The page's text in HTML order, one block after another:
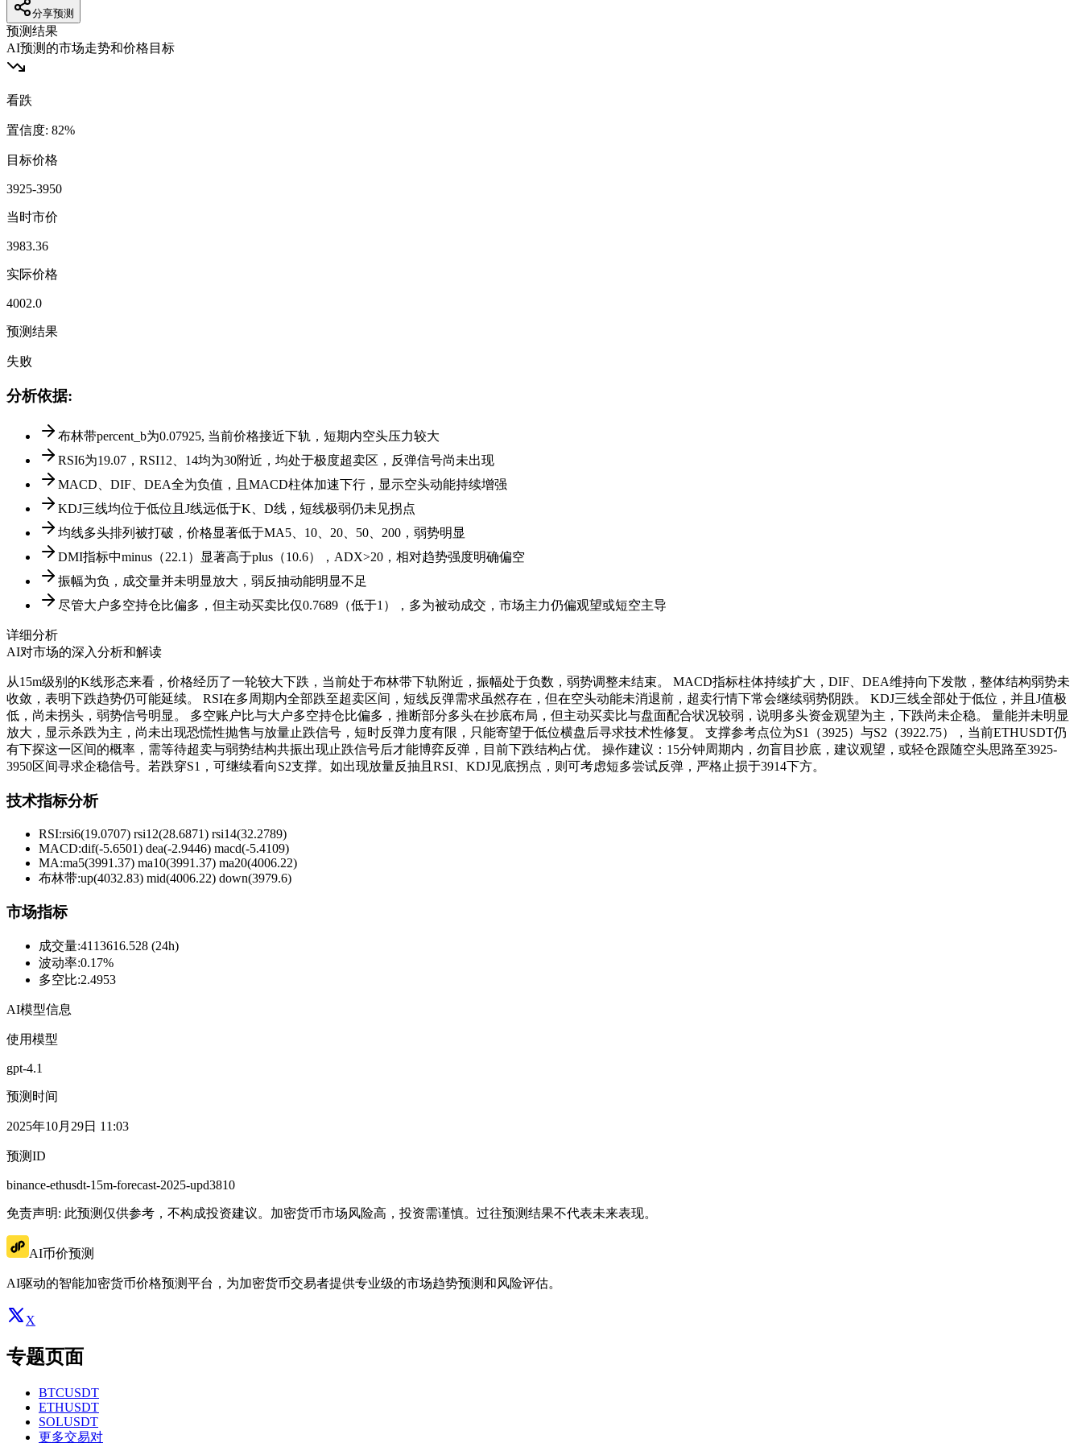
分享预测
预测结果
AI预测的市场走势和价格目标
看跌
置信度: 82%
目标价格
3925-3950
当时市价
3983.36
实际价格
4002.0
预测结果
失败
分析依据:
布林带percent_b为0.07925, 当前价格接近下轨，短期内空头压力较大
RSI6为19.07，RSI12、14均为30附近，均处于极度超卖区，反弹信号尚未出现
MACD、DIF、DEA全为负值，且MACD柱体加速下行，显示空头动能持续增强
KDJ三线均位于低位且J线远低于K、D线，短线极弱仍未见拐点
均线多头排列被打破，价格显著低于MA5、10、20、50、200，弱势明显
DMI指标中minus（22.1）显著高于plus（10.6），ADX>20，相对趋势强度明确偏空
振幅为负，成交量并未明显放大，弱反抽动能明显不足
尽管大户多空持仓比偏多，但主动买卖比仅0.7689（低于1），多为被动成交，市场主力仍偏观望或短空主导
详细分析
AI对市场的深入分析和解读
从15m级别的K线形态来看，价格经历了一轮较大下跌，当前处于布林带下轨附近，振幅处于负数，弱势调整未结束。 MACD指标柱体持续扩大，DIF、DEA维持向下发散，整体结构弱势未
收敛，表明下跌趋势仍可能延续。 RSI在多周期内全部跌至超卖区间，短线反弹需求虽然存在，但在空头动能未消退前，超卖行情下常会继续弱势阴跌。 KDJ三线全部处于低位，并且J值极
低，尚未拐头，弱势信号明显。 多空账户比与大户多空持仓比偏多，推断部分多头在抄底布局，但主动买卖比与盘面配合状况较弱，说明多头资金观望为主，下跌尚未企稳。 量能并未明显
放大，显示杀跌为主，尚未出现恐慌性抛售与放量止跌信号，短时反弹力度有限，只能寄望于低位横盘后寻求技术性修复。 支撑参考点位为S1（3925）与S2（3922.75），当前ETHUSDT仍
有下探这一区间的概率，需等待超卖与弱势结构共振出现止跌信号后才能博弈反弹，目前下跌结构占优。 操作建议：15分钟周期内，勿盲目抄底，建议观望，或轻仓跟随空头思路至3925-
3950区间寻求企稳信号。若跌穿S1，可继续看向S2支撑。如出现放量反抽且RSI、KDJ见底拐点，则可考虑短多尝试反弹，严格止损于3914下方。
技术指标分析
RSI:rsi6(19.0707) rsi12(28.6871) rsi14(32.2789)
MACD:dif(-5.6501) dea(-2.9446) macd(-5.4109)
MA:ma5(3991.37) ma10(3991.37) ma20(4006.22)
布林带:up(4032.83) mid(4006.22) down(3979.6)
市场指标
成交量:4113616.528 (24h)
波动率:0.17%
多空比:2.4953
AI模型信息
使用模型
gpt-4.1
预测时间
2025年10月29日 11:03
预测ID
binance-ethusdt-15m-forecast-2025-upd3810
免责声明: 此预测仅供参考，不构成投资建议。加密货币市场风险高，投资需谨慎。过往预测结果不代表未来表现。
AI币价预测
AI驱动的智能加密货币价格预测平台，为加密货币交易者提供专业级的市场趋势预测和风险评估。
X
专题页面
BTCUSDT
ETHUSDT
SOLUSDT
更多交易对